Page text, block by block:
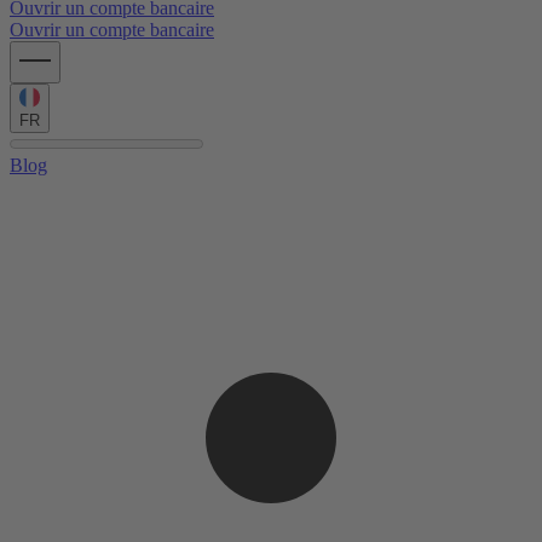
Ouvrir un compte bancaire
Ouvrir un compte bancaire
FR
Blog